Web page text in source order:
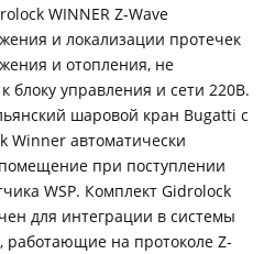
WINNER Z-Wave
и локализации протечек
и отопления, не
управления и сети 220В.
шаровой кран Bugatti с
Winner автоматически
при поступлении
WSP. Комплект Gidrolock
для интеграции в системы
на протоколе Z-